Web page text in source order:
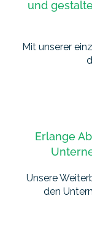
und
Mit unserer
Erlange
Unsere
den